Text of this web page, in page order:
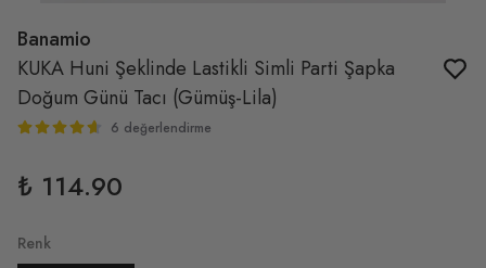
Banamio
KUKA Huni Şeklinde Lastikli Simli Parti Şapka
Doğum Günü Tacı (Gümüş-Lila)
6 değerlendirme
₺ 114.90
Renk